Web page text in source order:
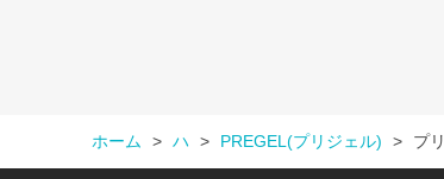
ホーム > ハ > PREGEL(プリジェル) > プ